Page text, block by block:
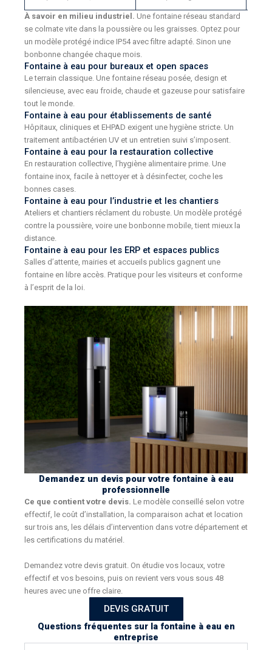
À savoir en milieu industriel. Une fontaine réseau standard
se colmate vite dans la poussière ou les graisses. Optez pour
un modèle protégé indice IP54 avec filtre adapté. Sinon une
bonbonne changée chaque mois.
Fontaine à eau pour bureaux et open spaces
Le terrain classique. Une fontaine réseau posée, design et
silencieuse, avec eau froide, chaude et gazeuse pour satisfaire
tout le monde.
Fontaine à eau pour établissements de santé
Hôpitaux, cliniques et EHPAD exigent une hygiène stricte. Un
traitement antibactérien UV et un entretien suivi s’imposent.
Fontaine à eau pour la restauration collective
En restauration collective, l’hygiène alimentaire prime. Une
fontaine inox, facile à nettoyer et à désinfecter, coche les
bonnes cases.
Fontaine à eau pour l’industrie et les chantiers
Ateliers et chantiers réclament du robuste. Un modèle protégé
contre la poussière, voire une bonbonne mobile, tient mieux la
distance.
Fontaine à eau pour les ERP et espaces publics
Salles d’attente, mairies et accueils publics gagnent une
fontaine en libre accès. Pratique pour les visiteurs et conforme
à l’esprit de la loi.
Demandez un devis pour votre fontaine à eau
professionnelle
Ce que contient votre devis. Le modèle conseillé selon votre
effectif, le coût d’installation, la comparaison achat et location
sur trois ans, les délais d’intervention dans votre département et
les certifications du matériel.
Demandez votre devis gratuit. On étudie vos locaux, votre
effectif et vos besoins, puis on revient vers vous sous 48
heures avec une offre claire.
DEVIS GRATUIT
Questions fréquentes sur la fontaine à eau en
entreprise